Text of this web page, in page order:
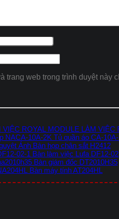
trang web trong trình duyệt này
MODULE LÀM VIỆC
Tủ quần áo CA-
Bàn họp chân sắt H2412
Bàn làm việc Lufa DF12-02
Bàn giám đốc DT2010H35
Bàn máy tính AT204HL